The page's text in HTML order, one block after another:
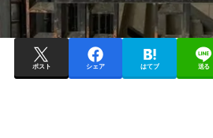
ポスト シェア はてブ 送る